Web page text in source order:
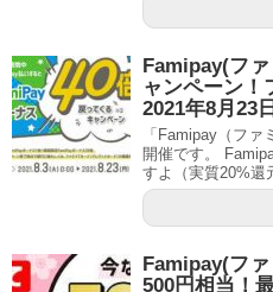
Famipay(フ
ャンペーン！
2021年8月23日
「Famipay（フ
開催です。
すよ（実質20%還
Famipay(フ
500円相当！